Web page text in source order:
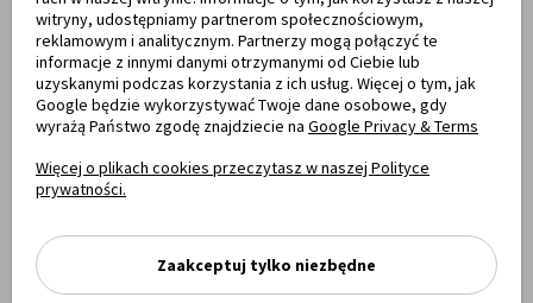
Towary dostarczają
Opinie
witryny, udostępniamy partnerom społecznościowym,
reklamowym i analitycznym. Partnerzy mogą połączyć te
informacje z innymi danymi otrzymanymi od Ciebie lub
uzyskanymi podczas korzystania z ich usług. Więcej o tym, jak
Google będzie wykorzystywać Twoje dane osobowe, gdy
wyrażą Państwo zgodę znajdziecie na Google Privacy & Terms
Więcej o plikach cookies przeczytasz w naszej Polityce
prywatności.
Zaakceptuj tylko niezbędne